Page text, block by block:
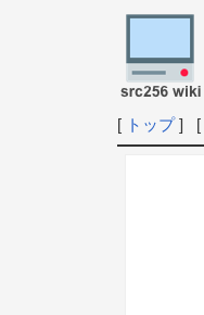
[ トップ] [